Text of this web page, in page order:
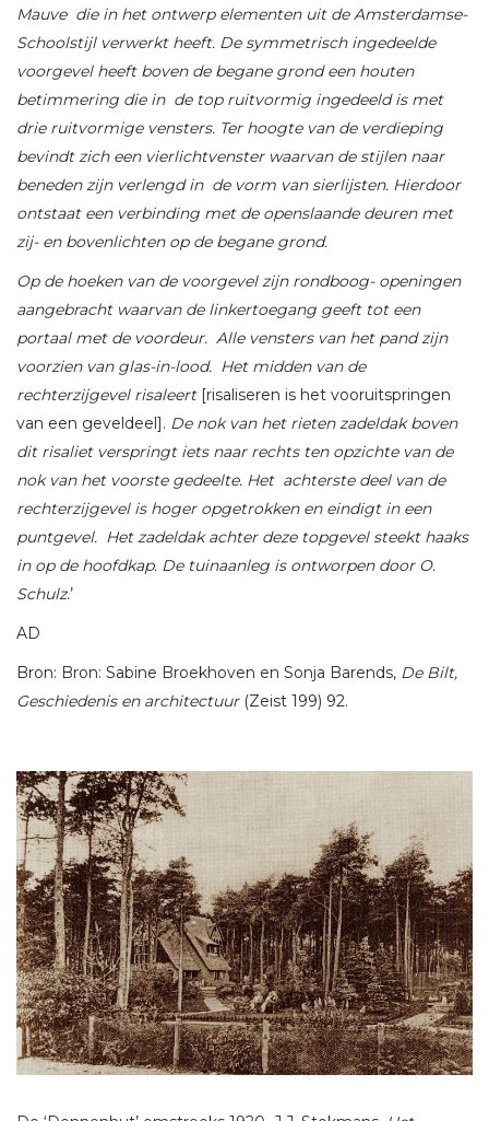
Mauve die in het ontwerp elementen uit de Amsterdamse-
Schoolstijl verwerkt heeft. De symmetrisch ingedeelde
voorgevel heeft boven de begane grond een houten
betimmering die in de top ruitvormig ingedeeld is met
drie ruitvormige vensters. Ter hoogte van de verdieping
bevindt zich een vierlichtvenster waarvan de stijlen naar
beneden zijn verlengd in de vorm van sierlijsten. Hierdoor
ontstaat een verbinding met de openslaande deuren met
zij- en bovenlichten op de begane grond.
Op de hoeken van de voorgevel zijn rondboog- openingen
aangebracht waarvan de linkertoegang geeft tot een
portaal met de voordeur. Alle vensters van het pand zijn
voorzien van glas-in-lood. Het midden van de
rechterzijgevel risaleert[risaliseren is het vooruitspringen
van een geveldeel]. De nok van het rieten zadeldak boven
dit risaliet verspringt iets naar rechts ten opzichte van de
nok van het voorste gedeelte. Het achterste deel van de
rechterzijgevel is hoger opgetrokken en eindigt in een
puntgevel. Het zadeldak achter deze topgevel steekt haaks
in op de hoofdkap. De tuinaanleg is ontworpen door O.
Schulz.’
AD
Bron: Bron: Sabine Broekhoven en Sonja Barends, De Bilt,
Geschiedenis en architectuur(Zeist 199) 92.